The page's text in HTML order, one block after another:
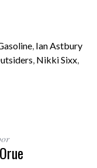
, Ian Astbury
, Nikki Sixx,